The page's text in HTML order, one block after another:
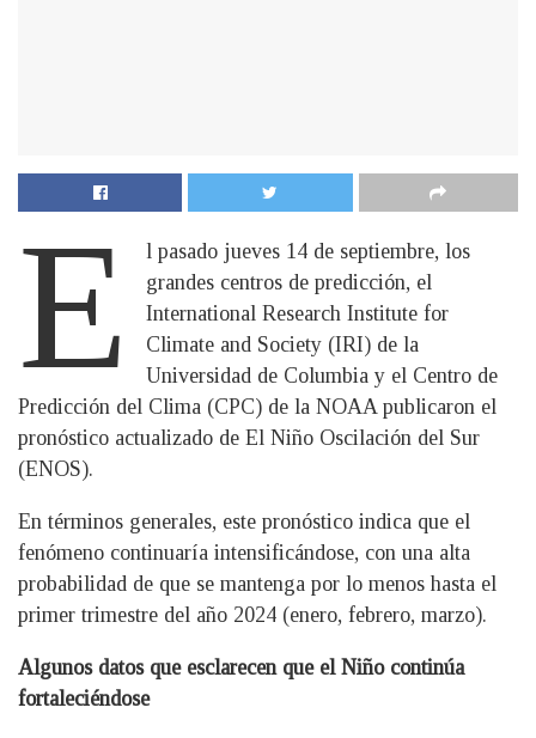
E
l pasado jueves 14 de septiembre, los
grandes centros de predicción, el
International Research Institute for
Climate and Society (IRI) de la
Universidad de Columbia y el Centro de
Predicción del Clima (CPC) de la NOAA publicaron el
pronóstico actualizado de El Niño Oscilación del Sur
(ENOS).
En términos generales, este pronóstico indica que el
fenómeno continuaría intensificándose, con una alta
probabilidad de que se mantenga por lo menos hasta el
primer trimestre del año 2024 (enero, febrero, marzo).
Algunos datos que esclarecen que el Niño continúa
fortaleciéndose